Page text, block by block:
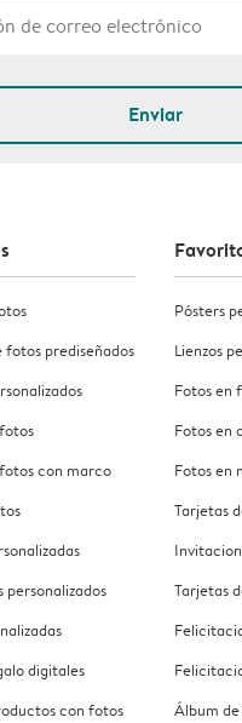
Enviar
fotos prediseñados
con marco
personalizados
digitales
con fotos
Pósters
Lienzos
Fotos en
Fotos en
Fotos en
Tarjetas
Tarjetas
Álbum